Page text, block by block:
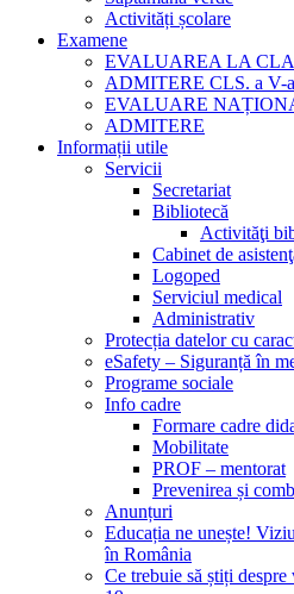
Activități școlare
Examene
EVALUAREA LA
ADMITERE CLS. a
EVALUARE
ADMITERE
Informații utile
Servicii
Secretariat
Bibliotecă
Activităţi
Cabinet de
Logoped
Serviciul medical
Administrativ
Protecția datelor cu
eSafety – Siguranță în
Programe sociale
Info cadre
Formare cadre
Mobilitate
PROF – mentorat
Prevenirea și
Anunțuri
Educația ne unește!
în România
Ce trebuie să știți